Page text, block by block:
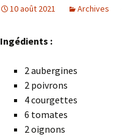
10 août 2021 Archives
Ingédients :
2 aubergines
2 poivrons
4 courgettes
6 tomates
2 oignons